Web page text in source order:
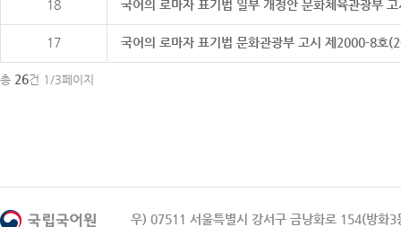
18 국어의 로마자 표기법 일부 개정안 문화체육관광부
17 국어의 로마자 표기법 문화관광부 고시 제2000-8호
총 26건 1/3페이지
우) 07511 서울특별시 강서구 금낭화로 154(방화3